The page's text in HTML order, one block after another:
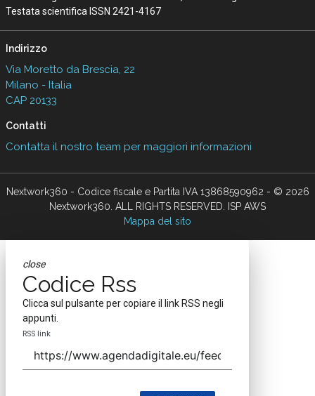
Testata scientifica ISSN 2421-4167
Indirizzo
Via Moretto da Brescia, 22
Milano - Italia
CAP 20133
Contatti
Contatta il nostro team per maggiori informazioni
Nextwork360 - Codice fiscale e Partita IVA 13868590962 - © 2026
Nextwork360. ALL RIGHTS RESERVED. ISP AWS
Mappa del sito
close
Codice Rss
Clicca sul pulsante per copiare il link RSS negli
appunti.
RSS link